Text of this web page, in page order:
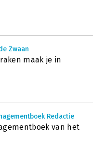
Zwaan
maak je in
Redactie
van het